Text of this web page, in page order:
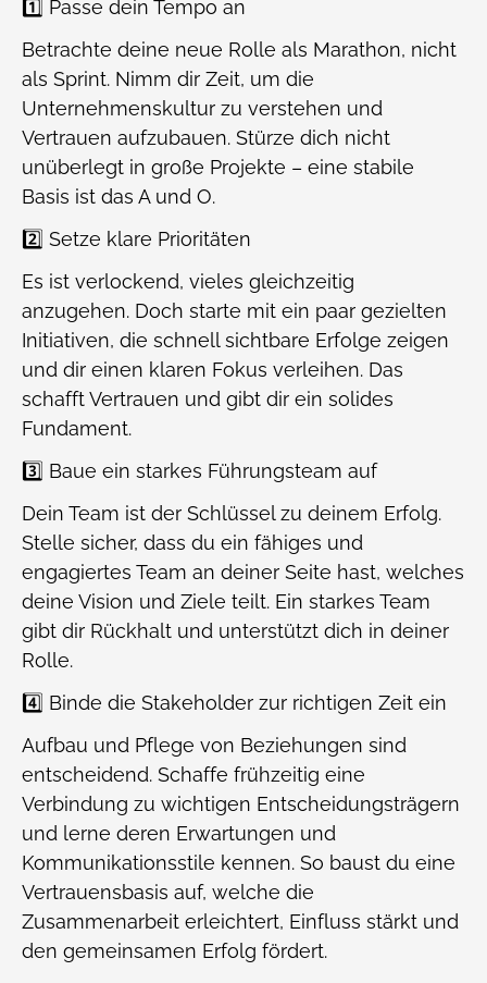
1️⃣ Passe dein Tempo an
Betrachte deine neue Rolle als Marathon, nicht
als Sprint. Nimm dir Zeit, um die
Unternehmenskultur zu verstehen und
Vertrauen aufzubauen. Stürze dich nicht
unüberlegt in große Projekte – eine stabile
Basis ist das A und O.
2️⃣ Setze klare Prioritäten
Es ist verlockend, vieles gleichzeitig
anzugehen. Doch starte mit ein paar gezielten
Initiativen, die schnell sichtbare Erfolge zeigen
und dir einen klaren Fokus verleihen. Das
schafft Vertrauen und gibt dir ein solides
Fundament.
3️⃣ Baue ein starkes Führungsteam auf
Dein Team ist der Schlüssel zu deinem Erfolg.
Stelle sicher, dass du ein fähiges und
engagiertes Team an deiner Seite hast, welches
deine Vision und Ziele teilt. Ein starkes Team
gibt dir Rückhalt und unterstützt dich in deiner
Rolle.
4️⃣ Binde die Stakeholder zur richtigen Zeit ein
Aufbau und Pflege von Beziehungen sind
entscheidend. Schaffe frühzeitig eine
Verbindung zu wichtigen Entscheidungsträgern
und lerne deren Erwartungen und
Kommunikationsstile kennen. So baust du eine
Vertrauensbasis auf, welche die
Zusammenarbeit erleichtert, Einfluss stärkt und
den gemeinsamen Erfolg fördert.